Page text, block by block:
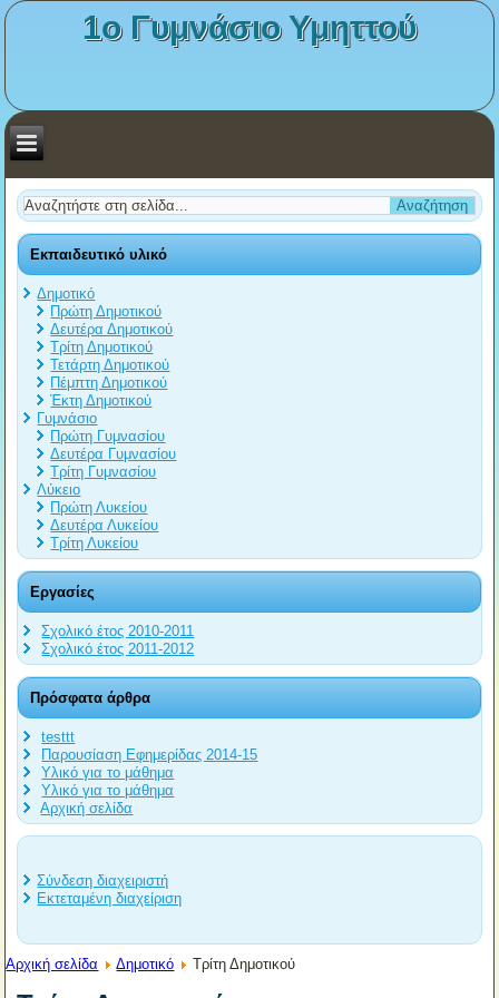
1ο Γυμνάσιο Υμηττού
Εκπαιδευτικό υλικό
Δημοτικό
Πρώτη Δημοτικού
Δευτέρα Δημοτικού
Τρίτη Δημοτικού
Τετάρτη Δημοτικού
Πέμπτη Δημοτικού
Έκτη Δημοτικού
Γυμνάσιο
Πρώτη Γυμνασίου
Δευτέρα Γυμνασίου
Τρίτη Γυμνασίου
Λύκειο
Πρώτη Λυκείου
Δευτέρα Λυκείου
Τρίτη Λυκείου
Εργασίες
Σχολικό έτος 2010-2011
Σχολικό έτος 2011-2012
Πρόσφατα άρθρα
testtt
Παρουσίαση Εφημερίδας 2014-15
Υλικό για το μάθημα
Υλικό για το μάθημα
Αρχική σελίδα
Σύνδεση διαχειριστή
Εκτεταμένη διαχείριση
Αρχική σελίδα Δημοτικό Τρίτη Δημοτικού